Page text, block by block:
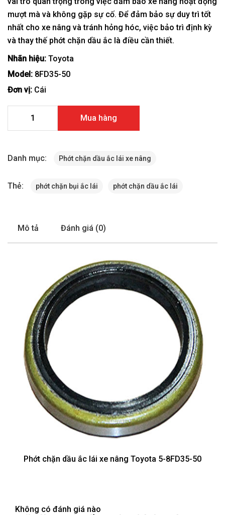
mượt mà và không gặp sự cố. Để đảm bảo sự duy trì tốt
nhất cho xe nâng và tránh hỏng hóc, việc bảo trì định kỳ
và thay thế phớt chặn dầu ắc là điều cần thiết.
Nhãn hiệu: Toyota
Model: 8FD35-50
Đơn vị: Cái
Mua hàng
Danh mục: Phớt chặn dầu ắc lái xe nâng
Thẻ: phớt chặn bụi ắc lái phớt chặn dầu ắc lái
Mô tả Đánh giá (0)
Phớt chặn dầu ắc lái xe nâng Toyota 5-8FD35-50
Không có đánh giá nào